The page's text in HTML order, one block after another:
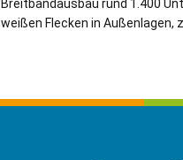
Breitbandausbau rund 1.400
weißen Flecken in Außenlagen,